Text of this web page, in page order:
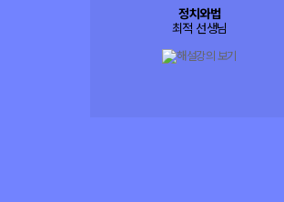
정치와법
최적 선생님